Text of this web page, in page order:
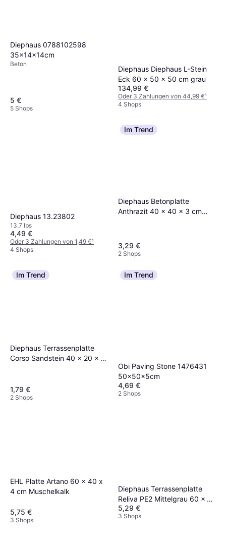
Diephaus 0788102598
35x14x14cm
Beton
5 €
5 Shops
Diephaus Diephaus L-Stein
Eck 60 x 50 x 50 cm grau
134,99 €
Oder 3 Zahlungen von 44,99 €¹
4 Shops
Diephaus 13.23802
13.7 lbs
4,49 €
Oder 3 Zahlungen von 1,49 €¹
4 Shops
Im Trend
Diephaus Betonplatte
Anthrazit 40 x 40 x 3 cm
3,29 €
2 Shops
Im Trend
Diephaus Terrassenplatte
Corso Sandstein 40 x 20 x 4
1,79 €
2 Shops
Im Trend
Obi Paving Stone 1476431
50x50x5cm
4,69 €
2 Shops
EHL Platte Artano 60 x 40 x
4 cm Muschelkalk
5,75 €
3 Shops
Diephaus Terrassenplatte
Reliva PE2 Mittelgrau 60 x 30
x 4 cm
5,29 €
3 Shops